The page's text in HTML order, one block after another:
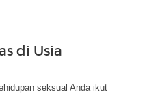
di Usia
seksual Anda ikut